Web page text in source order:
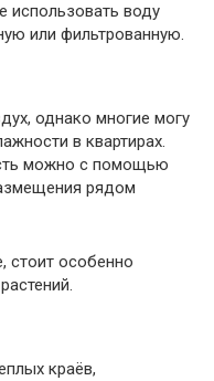
использовать воду
или фильтрованную.
однако многие могу
в квартирах.
можно с помощью
рядом
стоит особенно
краёв,